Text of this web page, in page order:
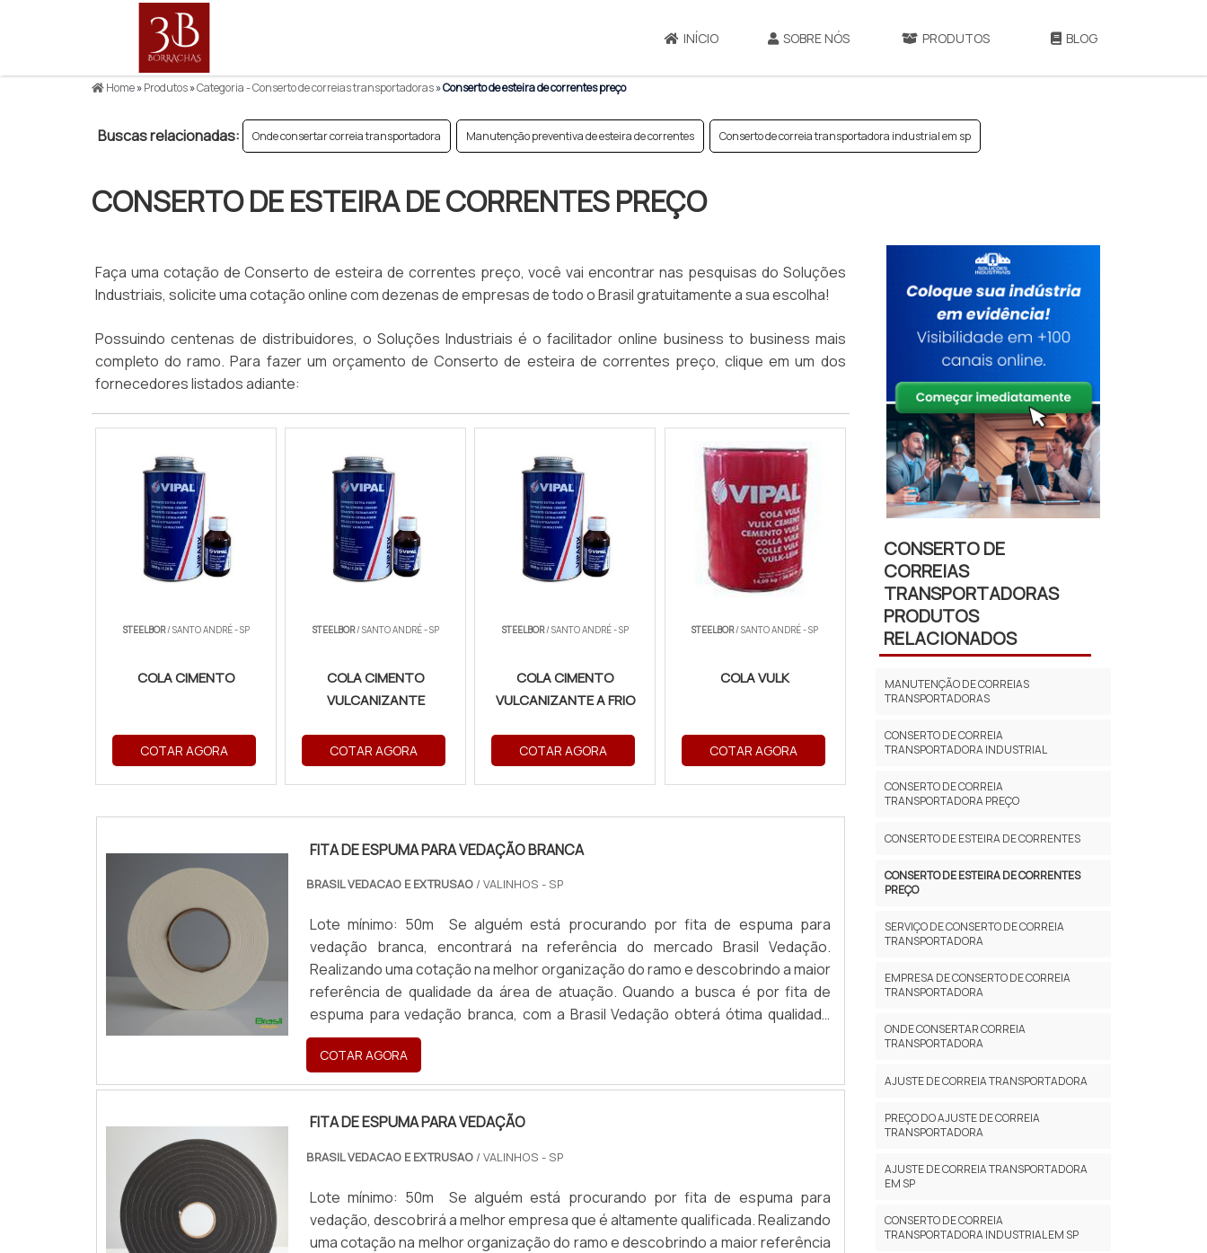
INÍCIO SOBRE NÓS PRODUTOS BLOG
Home»Produtos»Categoria - Conserto de correias transportadoras»Conserto de esteira de correntes preço
Buscas relacionadas: Onde consertar correia transportadora Manutenção preventiva de esteira de correntes Conserto de correia transportadora industrial em sp
CONSERTO DE ESTEIRA DE CORRENTES PREÇO
Faça uma cotação de Conserto de esteira de correntes preço, você vai encontrar nas pesquisas do Soluções
Industriais, solicite uma cotação online com dezenas de empresas de todo o Brasil gratuitamente a sua escolha!
Possuindo centenas de distribuidores, o Soluções Industriais é o facilitador online business to business mais
completo do ramo. Para fazer um orçamento de Conserto de esteira de correntes preço, clique em um dos
fornecedores listados adiante:
STEELBOR/ SANTO ANDRÉ - SP
COLA CIMENTO
COTAR AGORA
STEELBOR/ SANTO ANDRÉ - SP
COLA CIMENTO
VULCANIZANTE
COTAR AGORA
STEELBOR/ SANTO ANDRÉ - SP
COLA CIMENTO
VULCANIZANTE A FRIO
COTAR AGORA
STEELBOR/ SANTO ANDRÉ - SP
COLA VULK
COTAR AGORA
FITA DE ESPUMA PARA VEDAÇÃO BRANCA
BRASIL VEDACAO E EXTRUSAO / VALINHOS - SP
Lote mínimo: 50m Se alguém está procurando por fita de espuma para
vedação branca, encontrará na referência do mercado Brasil Vedação.
Realizando uma cotação na melhor organização do ramo e descobrindo a maior
referência de qualidade da área de atuação. Quando a busca é por fita de
espuma para vedação branca, com a Brasil Vedação obterá ótima qualidade
com cores sólidas e duráveis, que não desbotam ou amarelam. MAIS SOBRE
FITA DE ESPUM...
COTAR AGORA
FITA DE ESPUMA PARA VEDAÇÃO
BRASIL VEDACAO E EXTRUSAO / VALINHOS - SP
Lote mínimo: 50m Se alguém está procurando por fita de espuma para
vedação, descobrirá a melhor empresa que é altamente qualificada. Realizando
uma cotação na melhor organização do ramo e descobrindo a maior referência
CONSERTO DE
CORREIAS
TRANSPORTADORAS
PRODUTOS
RELACIONADOS
MANUTENÇÃO DE CORREIAS
TRANSPORTADORAS
CONSERTO DE CORREIA
TRANSPORTADORA INDUSTRIAL
CONSERTO DE CORREIA
TRANSPORTADORA PREÇO
CONSERTO DE ESTEIRA DE CORRENTES
CONSERTO DE ESTEIRA DE CORRENTES
PREÇO
SERVIÇO DE CONSERTO DE CORREIA
TRANSPORTADORA
EMPRESA DE CONSERTO DE CORREIA
TRANSPORTADORA
ONDE CONSERTAR CORREIA
TRANSPORTADORA
AJUSTE DE CORREIA TRANSPORTADORA
PREÇO DO AJUSTE DE CORREIA
TRANSPORTADORA
AJUSTE DE CORREIA TRANSPORTADORA
EM SP
CONSERTO DE CORREIA
TRANSPORTADORA INDUSTRIAL EM SP